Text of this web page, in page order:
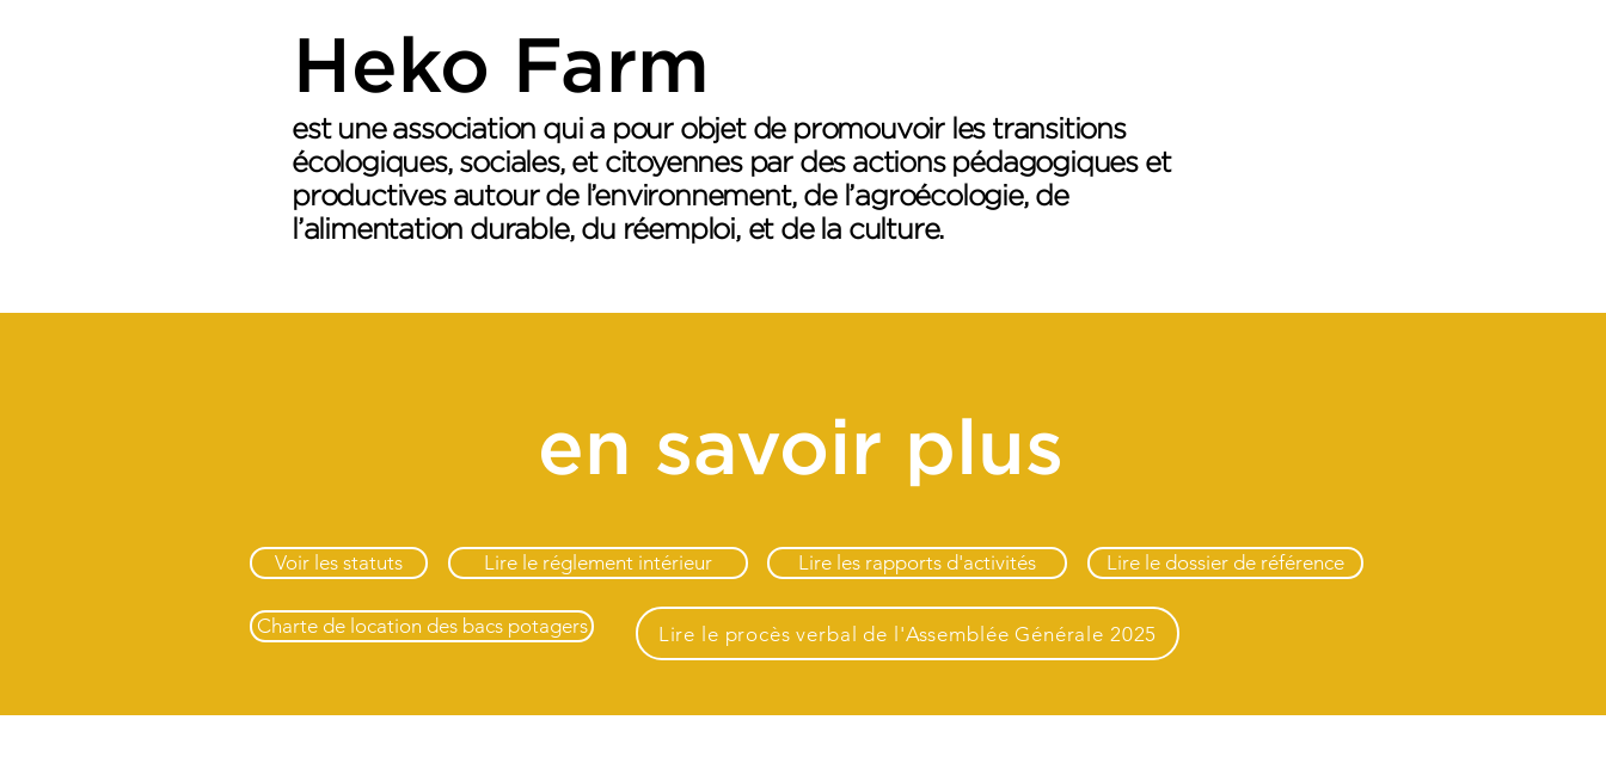
Heko Farm
est une association qui a pour objet de promouvoir les transitions
écologiques, sociales, et citoyennes par des actions pédagogiques et
productives autour de l’environnement, de l’agroécologie, de
l’alimentation durable, du réemploi, et de la culture.
en savoir plus
Voir les statuts Lire le réglement intérieur Lire les rapports d'activités Lire le dossier de référence
Charte de location des bacs potagers Lire le procès verbal de l'Assemblée Générale 2025